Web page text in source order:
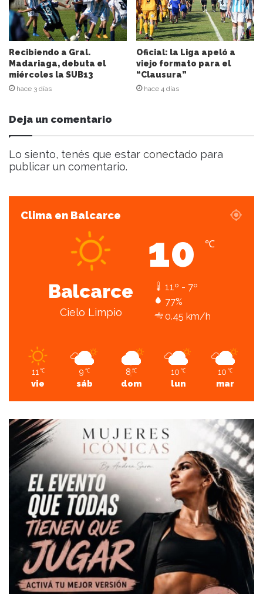
r
e
o
e
l
e
c
ó
n
i
c
Recibiendo a Gral.
Madariaga, debuta el
miércoles la SUB13
hace 3 días
Oficial: la Liga apeló a
viejo formato para el
“Clausura”
hace 4 días
Deja un comentario
Lo siento, tenés que estar conectado para
publicar un comentario.
Clima en Balcarce
Balcarce
Cielo Limpio
10 ℃
11º - 7º
77%
0.45 km/h
11 ℃
vie
9 ℃
sáb
8 ℃
dom
10 ℃
lun
10 ℃
mar